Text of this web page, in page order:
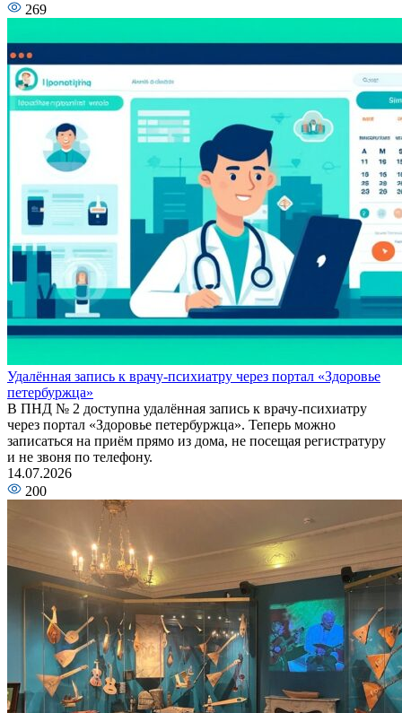
269
Удалённая запись к врачу-психиатру через портал «Здоровье
петербуржца»
В ПНД № 2 доступна удалённая запись к врачу-психиатру
через портал «Здоровье петербуржца». Теперь можно
записаться на приём прямо из дома, не посещая регистратуру
и не звоня по телефону.
14.07.2026
200